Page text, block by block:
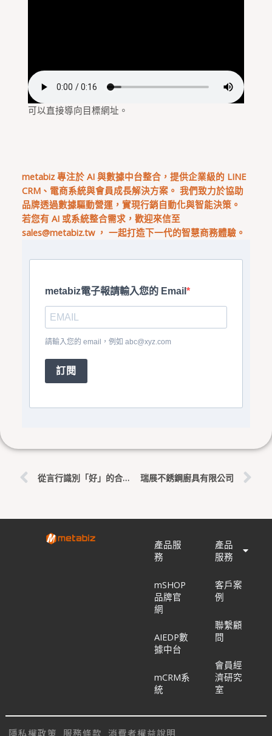
可以直接導向目標網址。
metabiz 專注於 AI 與數據中台整合，提供企業級的 LINE
CRM、電商系統與會員成長解決方案。 我們致力於協助
品牌透過數據驅動營運，實現行銷自動化與智能決策。
若您有 AI 或系統整合需求，歡迎來信至
sales@metabiz.tw， 一起打造下一代的智慧商務體驗。
metabiz電子報請輸入您的 Email
請輸入您的 email，例如 abc@xyz.com
訂閱
從言行識別「好」的合作對象 瑞展不銹鋼廚具有限公司
產品服
務
mSHOP
品牌官
網
AIEDP數
據中台
mCRM系
統
產品
服務
客戶案
例
聯繫顧
問
會員經
濟研究
室
隱私權政策 服務條款 消費者權益說明